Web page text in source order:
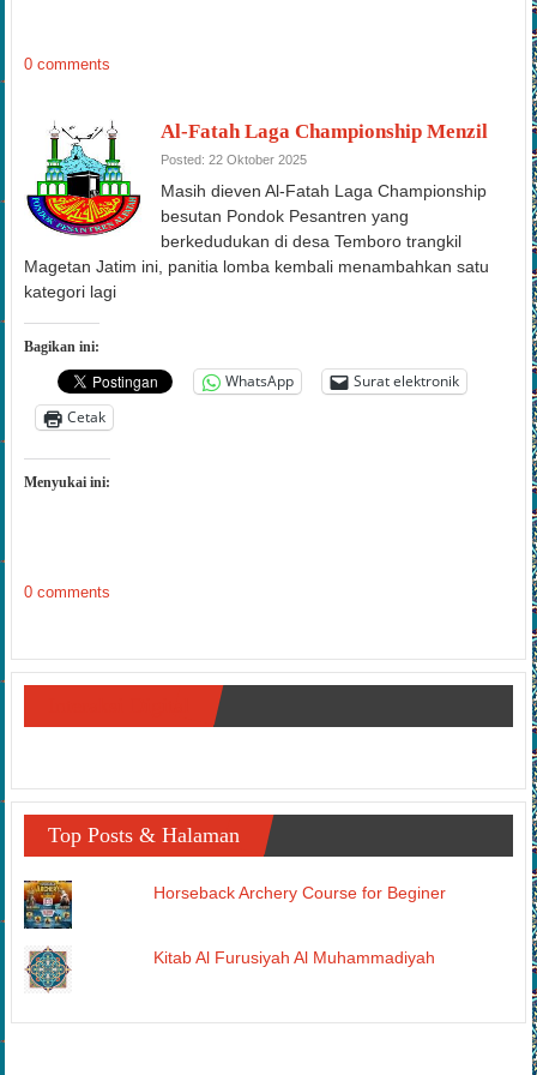
0 comments
Al-Fatah Laga Championship Menzil
Posted: 22 Oktober 2025
Masih dieven Al-Fatah Laga Championship
besutan Pondok Pesantren yang
berkedudukan di desa Temboro trangkil
Magetan Jatim ini, panitia lomba kembali menambahkan satu
kategori lagi
Bagikan ini:
WhatsApp
Surat elektronik
Cetak
Menyukai ini:
0 comments
Top Posts & Halaman
Horseback Archery Course for Beginer
Kitab Al Furusiyah Al Muhammadiyah